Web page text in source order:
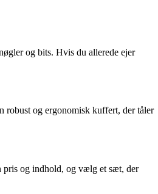
og bits. Hvis du allerede ejer
robust og ergonomisk kuffert, der tåler
pris og indhold, og vælg et sæt, der